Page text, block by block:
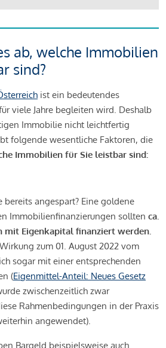
ab, welche Immobilien
sind?
ist ein bedeutendes
viele Jahre begleiten wird. Deshalb
Immobilie nicht leichtfertig
folgende wesentliche Faktoren, die
Immobilien für Sie leistbar sind:
bereits angespart? Eine goldene
Immobilienfinanzierungen sollten ca.
mit Eigenkapital finanziert werden.
zum 01. August 2022 vom
sogar mit einer entsprechenden
(Eigenmittel-Anteil: Neues Gesetz
zwischenzeitlich zwar
Rahmenbedingungen in der Praxis
angewendet).
Bargeld beispielsweise auch